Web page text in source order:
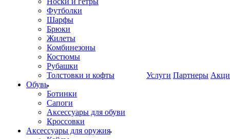
Футболки
Шарфы
Брюки
Жилеты
Комбинезоны
Костюмы
Рубашки
Толстовки и кофты
Обувь
Ботинки
Сапоги
Аксессуары для обуви
Кроссовки
Аксессуары для оружия
Услуги Партнеры